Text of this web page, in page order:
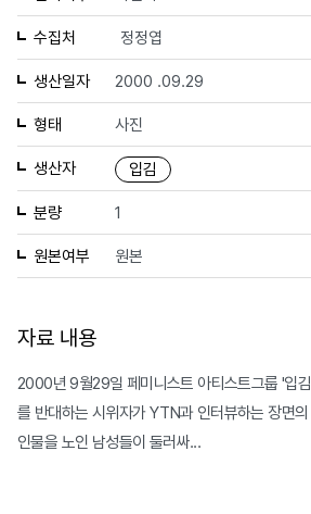
수집처 정정엽
생산일자 2000 .09.29
형태 사진
생산자 입김
분량 1
원본여부 원본
자료 내용
2000년 9월29일 페미니스트 아티스트그룹 '입김'
를 반대하는 시위자가 YTN과 인터뷰하는 장면
인물을 노인 남성들이 둘러싸...